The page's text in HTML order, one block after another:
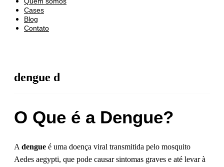
Cases
Blog
Contato
dengue d
O Que é a Dengue?
A dengue é uma doença viral transmitida pelo mosquito
Aedes aegypti, que pode causar sintomas graves e até levar à